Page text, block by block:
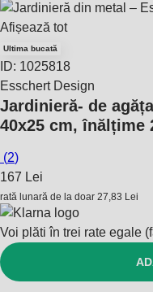
Afișează tot
Ultima bucată
ID: 1025818
Esschert Design
Jardinieră- de
40x25 cm, înălțime
(2)
167 Lei
rată lunară de la doar 27,83 Lei
Voi plăti în trei rate egale